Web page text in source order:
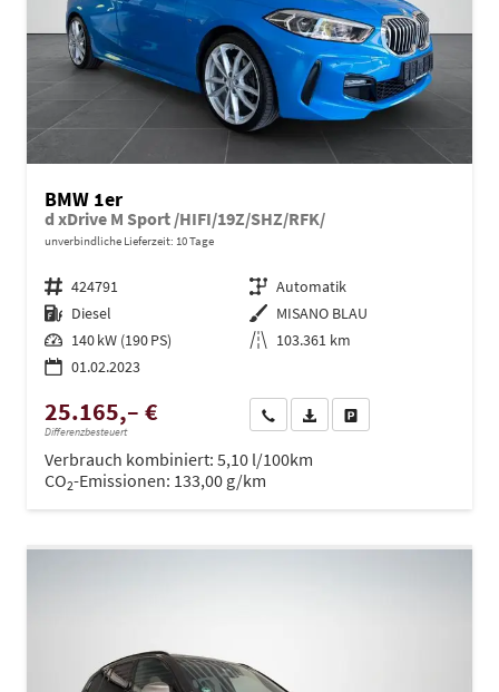
BMW 1er
d xDrive M Sport /HIFI/19Z/SHZ/RFK/
unverbindliche Lieferzeit: 10 Tage
Fahrzeugnr. 424791 Getriebe Automatik
Kraftstoff Diesel Außenfarbe MISANO BLAU
Leistung 140 kW (190 PS) Kilometerstand 103.361 km
01.02.2023
25.165,– €
Differenzbesteuert
Wir rufen Sie anPDF-Datei, Fahrzeugexposé
Verbrauch kombiniert: 5,10 l/100km
CO2-Emissionen: 133,00 g/km